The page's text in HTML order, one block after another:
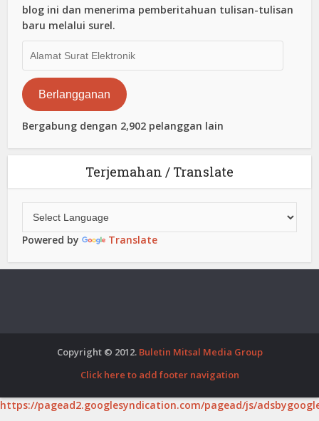
blog ini dan menerima pemberitahuan tulisan-tulisan
baru melalui surel.
Surat
Elektronik
Berlangganan
Bergabung dengan 2,902 pelanggan lain
Terjemahan / Translate
Powered by Translate
Copyright © 2012. Buletin Mitsal Media Group
Click here to add footer navigation
https://pagead2.googlesyndication.com/pagead/js/